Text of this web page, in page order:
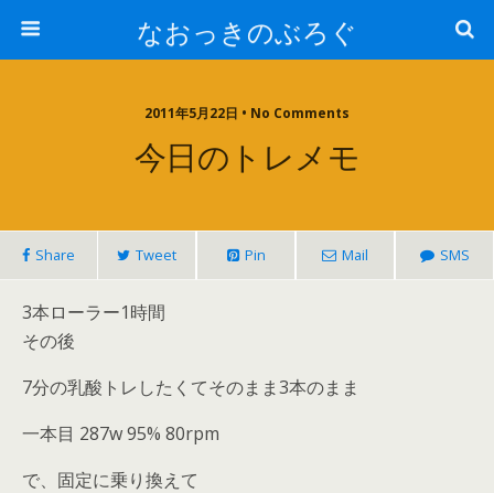
なおっきのぶろぐ
2011年5月22日 • No Comments
今日のトレメモ
Share Tweet Pin Mail SMS
3本ローラー1時間
その後
7分の乳酸トレしたくてそのまま3本のまま
一本目 287w 95% 80rpm
で、固定に乗り換えて